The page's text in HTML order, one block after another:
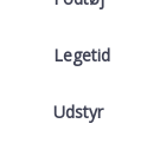
Legetid
Udstyr